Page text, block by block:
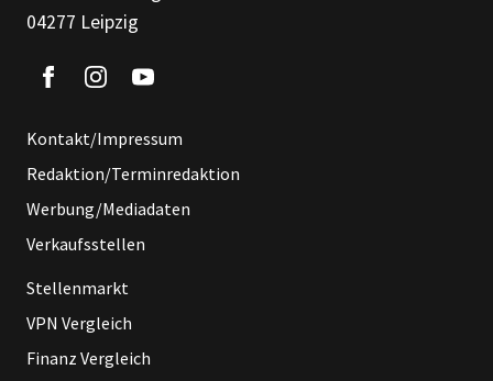
04277 Leipzig
Kontakt/Impressum
Redaktion/Terminredaktion
Werbung/Mediadaten
Verkaufsstellen
Stellenmarkt
VPN Vergleich
Finanz Vergleich